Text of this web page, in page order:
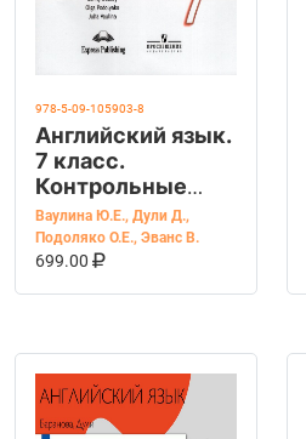
978-5-09-105903-8
Английский язык.
7 класс.
Контрольные
задания Ваулина
Ю.Е., Дули Д
Ваулина Ю.Е., Дули Д.,
Подоляко О.Е., Эванс В.
699.00
В КОРЗИНУ